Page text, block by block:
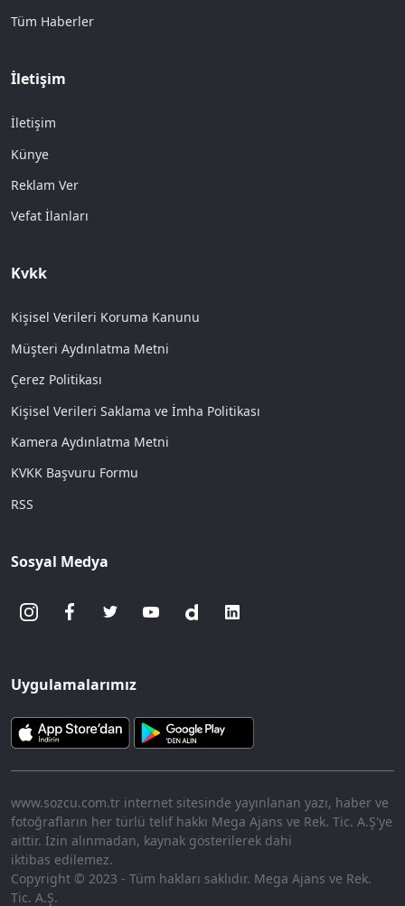
Tüm Haberler
İletişim
İletişim
Künye
Reklam Ver
Vefat İlanları
Kvkk
Kişisel Verileri Koruma Kanunu
Müşteri Aydınlatma Metni
Çerez Politikası
Kişisel Verileri Saklama ve İmha Politikası
Kamera Aydınlatma Metni
KVKK Başvuru Formu
RSS
Sosyal Medya
Uygulamalarımız
www.sozcu.com.tr internet sitesinde yayınlanan yazı, haber ve
fotoğrafların her türlü telif hakkı Mega Ajans ve Rek. Tic. A.Ş'ye
aittir. İzin alınmadan, kaynak gösterilerek dahi
iktibas edilemez.
Copyright © 2023 - Tüm hakları saklıdır. Mega Ajans ve Rek.
Tic. A.Ş.